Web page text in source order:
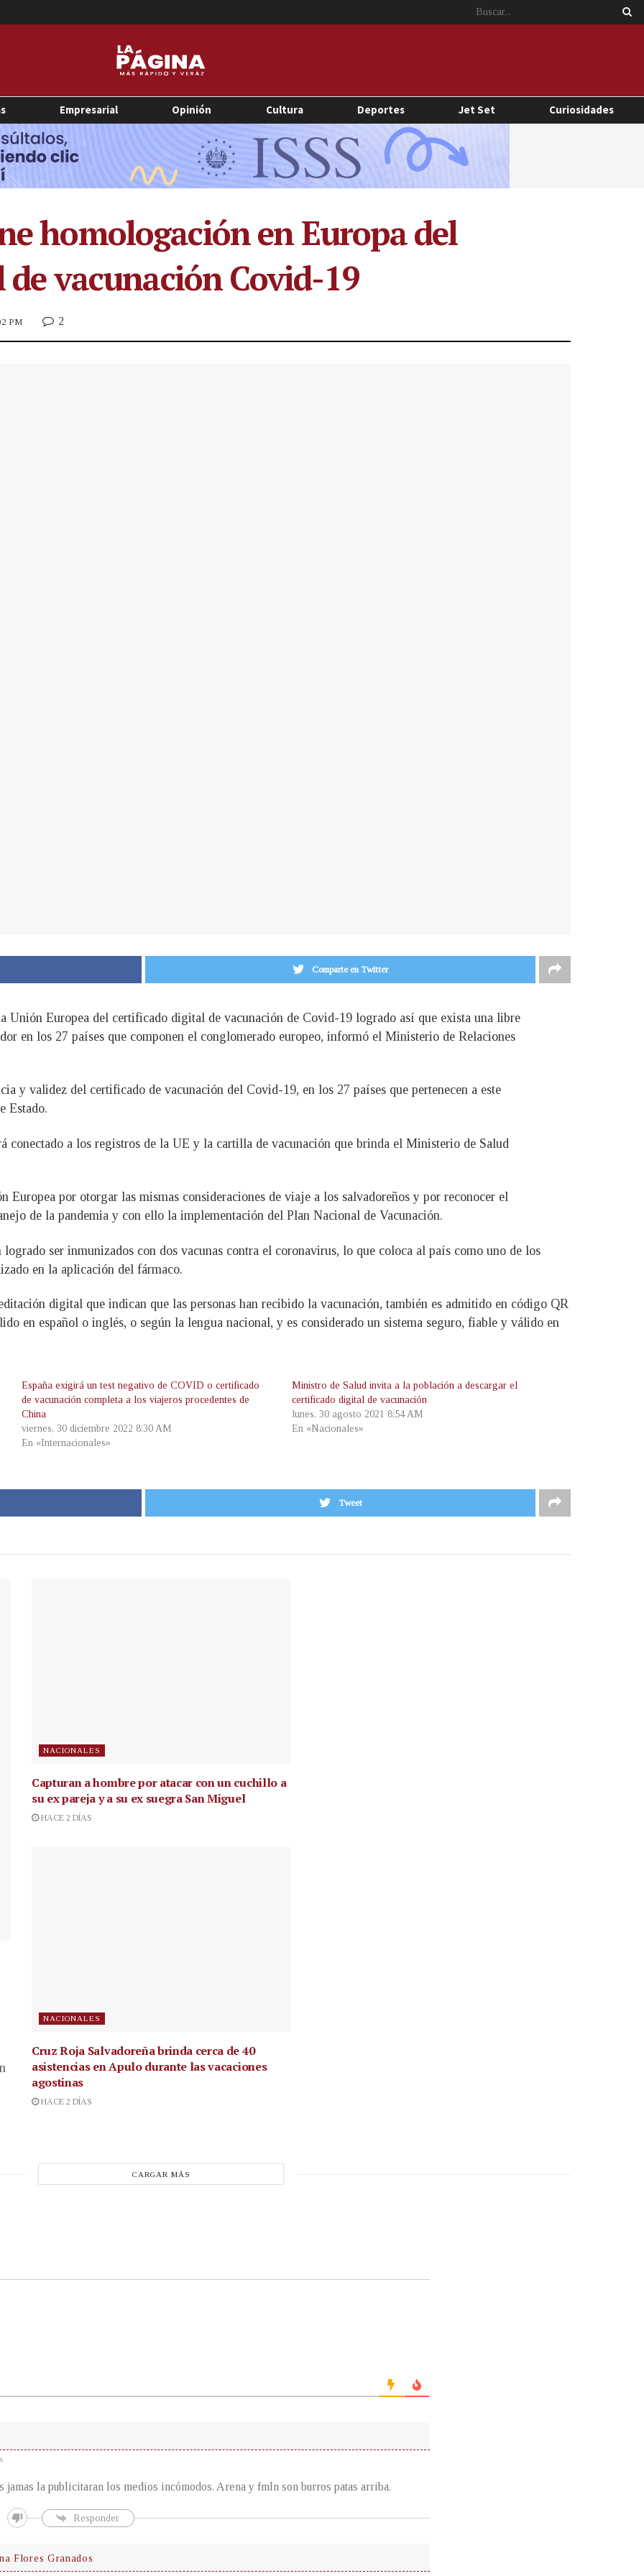
Empresarial Opinión Cultura Deportes Jet Set Curiosidades
homologación en Europa del
vacunación Covid-19
PM 2
Comparte en Twitter
Unión Europea del certificado digital de vacunación de Covid-19 logrado así que exista una libre
en los 27 países que componen el conglomerado europeo, informó el Ministerio de Relaciones
y validez del certificado de vacunación del Covid-19, en los 27 países que pertenecen a este
Estado.
conectado a los registros de la UE y la cartilla de vacunación que brinda el Ministerio de Salud
por otorgar las mismas consideraciones de viaje a los salvadoreños y por reconocer el
de la pandemia y con ello la implementación del Plan Nacional de Vacunación.
ser inmunizados con dos vacunas contra el coronavirus, lo que coloca al país como uno de los
en la aplicación del fármaco.
digital que indican que las personas han recibido la vacunación, también es admitido en código QR
en español o inglés, o según la lengua nacional, y es considerado un sistema seguro, fiable y válido en
España exigirá un test negativo de COVID o certificado
de vacunación completa a los viajeros procedentes de
China
viernes, 30 diciembre 2022 8:30 AM
En «Internacionales»
Ministro de Salud invita a la población a descargar el
certificado digital de vacunación
lunes, 30 agosto 2021 8:54 AM
En «Nacionales»
Tweet
NACIONALES
Capturan a hombre por atacar con un cuchillo a
su ex pareja y a su ex suegra San Miguel
HACE 2 DÍAS
NACIONALES
Cruz Roja Salvadoreña brinda cerca de 40
asistencias en Apulo durante las vacaciones
agostinas
HACE 2 DÍAS
CARGAR MÁS
jamas la publicitaran los medios incómodos. Arena y fmln son burros patas arriba.
Responder
Flores Granados